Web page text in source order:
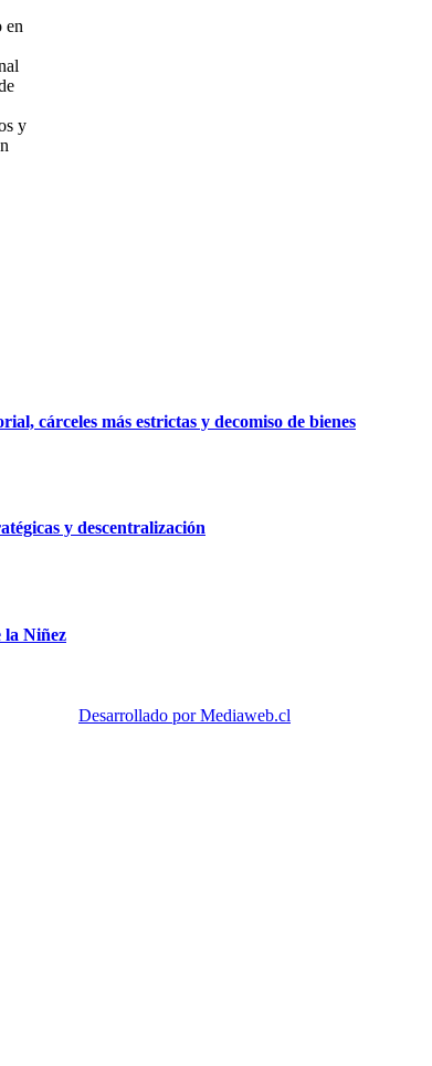
en
y
cárceles más estrictas y decomiso de bienes
y descentralización
la Niñez
Desarrollado por Mediaweb.cl